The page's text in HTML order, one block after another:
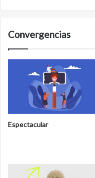
Convergencias
Espectacular